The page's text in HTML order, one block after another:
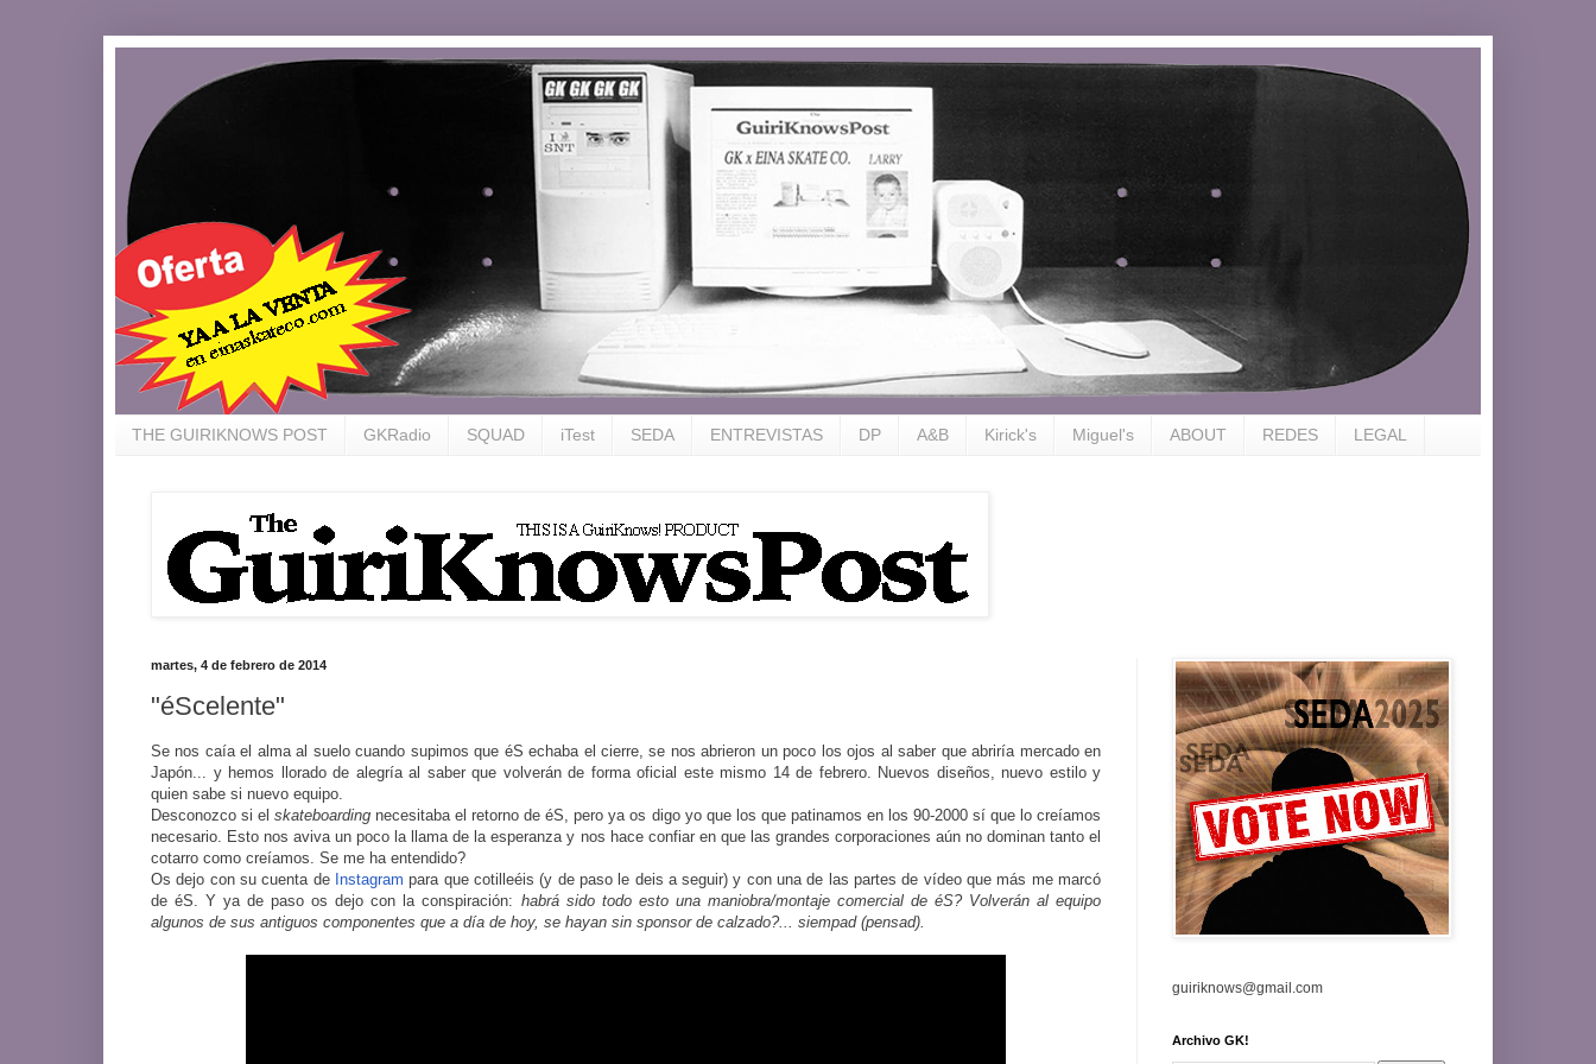
THE GUIRIKNOWS POST GKRadio SQUAD iTest SEDA ENTREVISTAS DP A&B Kirick's Miguel's ABOUT REDES LEGAL
martes, 4 de febrero de 2014
"éScelente"
Se nos caía el alma al suelo cuando supimos que éS echaba el cierre, se nos abrieron un poco los ojos al saber que abriría mercado en
Japón... y hemos llorado de alegría al saber que volverán de forma oficial este mismo 14 de febrero. Nuevos diseños, nuevo estilo y
quien sabe si nuevo equipo.
Desconozco si elskateboarding necesitaba el retorno de éS, pero ya os digo yo que los que patinamos en los 90-2000 sí que lo creíamos
necesario. Esto nos aviva un poco la llama de la esperanza y nos hace confiar en que las grandes corporaciones aún no dominan tanto el
cotarro como creíamos. Se me ha entendido?
Os dejo con su cuenta de Instagram para que cotilleéis (y de paso le deis a seguir) y con una de las partes de vídeo que más me marcó
de éS. Y ya de paso os dejo con la conspiración: habrá sido todo esto una maniobra/montaje comercial de éS? Volverán al equipo
algunos de sus antiguos componentes que a día de hoy, se hayan sin sponsor de calzado?... siempad (pensad).
guiriknows@gmail.com
Archivo GK!